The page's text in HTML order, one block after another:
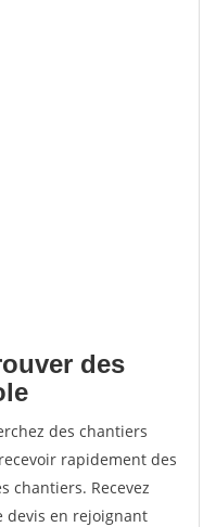
des
des chantiers
rapidement des
chantiers. Recevez
devis en rejoignant